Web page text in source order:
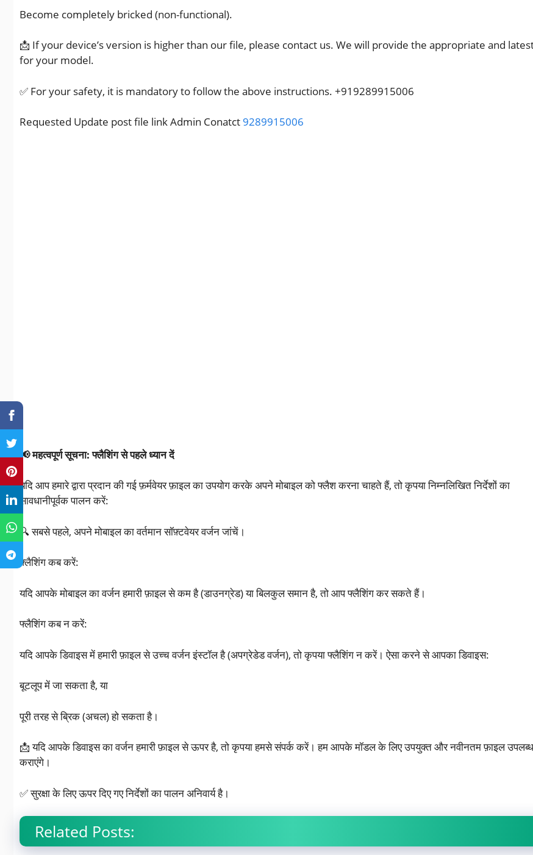
Become completely bricked (non-functional).
📩 If your device’s version is higher than our file, please contact us. We will provide the appropriate and
for your model.
✅ For your safety, it is mandatory to follow the above instructions. +919289915006
Requested Update post file link Admin Conatct 9289915006
📢 महत्वपूर्ण सूचना: फ्लैशिंग से पहले ध्यान दें
यदि आप हमारे द्वारा प्रदान की गई फ़र्मवेयर फ़ाइल का उपयोग करके अपने मोबाइल को फ्लैश करना चाहते हैं, तो कृपया निम्नलिखित निर्देशों का
सावधानीपूर्वक पालन करें:
🔍 सबसे पहले, अपने मोबाइल का वर्तमान सॉफ़्टवेयर वर्जन जांचें।
फ्लैशिंग कब करें:
यदि आपके मोबाइल का वर्जन हमारी फ़ाइल से कम है (डाउनग्रेड) या बिलकुल समान है, तो आप फ्लैशिंग कर सकते हैं।
फ्लैशिंग कब न करें:
यदि आपके डिवाइस में हमारी फ़ाइल से उच्च वर्जन इंस्टॉल है (अपग्रेडेड वर्जन), तो कृपया फ्लैशिंग न करें। ऐसा करने से आपका डिवाइस:
बूटलूप में जा सकता है, या
पूरी तरह से ब्रिक (अचल) हो सकता है।
📩 यदि आपके डिवाइस का वर्जन हमारी फ़ाइल से ऊपर है, तो कृपया हमसे संपर्क करें। हम आपके मॉडल के लिए उपयुक्त और नवीनतम फ़ाइल उपलब्ध
कराएंगे।
✅ सुरक्षा के लिए ऊपर दिए गए निर्देशों का पालन अनिवार्य है।
Related Posts: